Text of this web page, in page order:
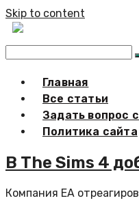
Skip to content
Главная
Все статьи
Задать вопрос
Политика сайта
В The Sims 4
Компания EA